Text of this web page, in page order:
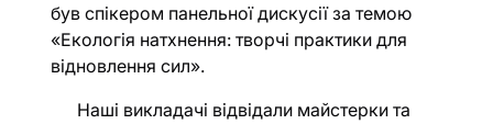
був спікером панельної дискусії за темою
«Екологія натхнення: творчі практики для
відновлення сил».
Наші викладачі відвідали майстерки та